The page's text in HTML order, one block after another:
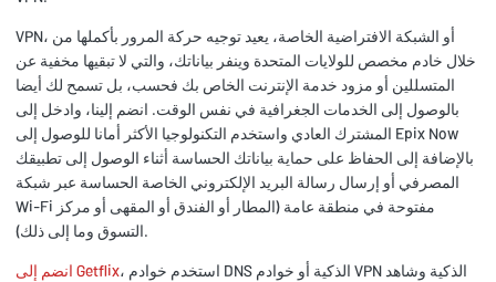
VPN، أو الشبكة الافتراضية الخاصة، يعيد توجيه حركة المرور بأكملها من
خلال خادم مخصص للولايات المتحدة وينفر بياناتك، والتي لا تبقيها مخفية عن
المتسللين أو مزود خدمة الإنترنت الخاص بك فحسب، بل تسمح لك أيضا
بالوصول إلى الخدمات الجغرافية في نفس الوقت. انضم إلينا، وادخل إلى
المشترك العادي واستخدم التكنولوجيا الأكثر أمانا للوصول إلى Epix Now
بالإضافة إلى الحفاظ على حماية بياناتك الحساسة أثناء الوصول إلى تطبيقك
المصرفي أو إرسال رسالة البريد الإلكتروني الخاصة الحساسة عبر شبكة
Wi-Fi مفتوحة في منطقة عامة (المطار أو الفندق أو المقهى أو مركز
التسوق وما إلى ذلك).
انضم إلى Getflix، استخدم خوادم DNS الذكية أو خوادم VPN الذكية وشاهد